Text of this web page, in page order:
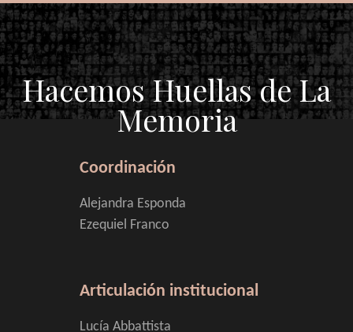
Hacemos Huellas de La
Memoria
Coordinación
Alejandra Esponda
Ezequiel Franco
Articulación institucional
Lucía Abbattista